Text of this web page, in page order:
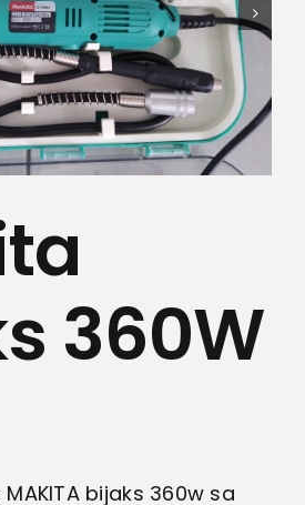
oprema
360W
bijaks 360w sa